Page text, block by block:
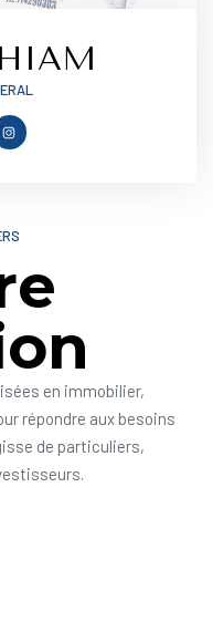
en immobilier,
répondre aux besoins
de particuliers,